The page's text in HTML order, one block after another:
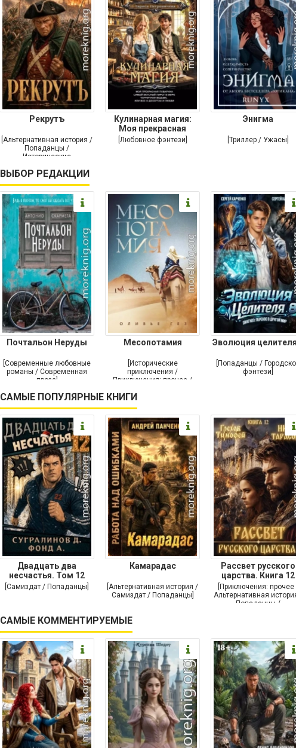
Рекрутъ
[Альтернативная история /
Попаданцы /
Исторические
Кулинарная магия:
Моя прекрасная
повариха. Самый
[Любовное фэнтези]
Энигма
[Триллер / Ужасы]
ВЫБОР РЕДАКЦИИ
Почтальон Неруды
[Современные любовные
романы / Современная
проза]
Месопотамия
[Исторические
приключения /
Приключения: прочее /
Историческая проза]
Эволюция
[Попаданцы /
фэнтези]
САМЫЕ ПОПУЛЯРНЫЕ КНИГИ
Двадцать два
несчастья. Том 12
[Самиздат / Попаданцы]
Камарадас
[Альтернативная история /
Самиздат / Попаданцы]
Рассвет русского
царства. Книга 12
[Приключения: прочее
Альтернативная
Попаданцы /
САМЫЕ КОММЕНТИРУЕМЫЕ